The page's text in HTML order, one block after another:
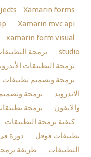
Xamarin forms
Xamarin mvc api
xamarin form visual
studio
برمجة
برمجة التطبيقات
برمجة وتصميم تطبيقات
الاندرويد
برمجة
والايفون
برمجة
كيفية برمجة التطبيقات
تطبيقات قوقل
دورة
التطبيقات
طريقة